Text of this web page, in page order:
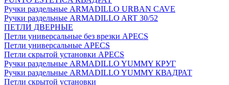
Ручки раздельные ARMADILLO URBAN CAVE
Ручки раздельные ARMADILLO ART 30/52
ПЕТЛИ ДВЕРНЫЕ
Петли универсальные без врезки APECS
Петли универсальные APECS
Петли скрытой установки APECS
Ручки раздельные ARMADILLO YUMMY КРУГ
Ручки раздельные ARMADILLO YUMMY КВАДРАТ
Петли скрытой установки